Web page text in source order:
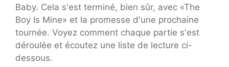
Baby. Cela s'est terminé, bien sûr, avec «The
Boy Is Mine» et la promesse d'une prochaine
tournée. Voyez comment chaque partie s'est
déroulée et écoutez une liste de lecture ci-
dessous.